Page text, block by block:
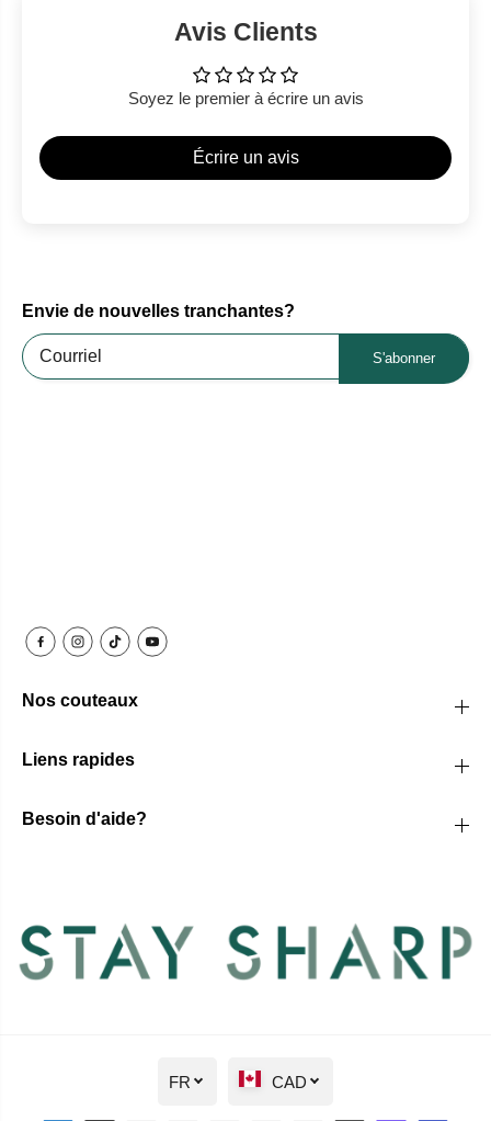
Avis Clients
Soyez le premier à écrire un avis
Écrire un avis
Envie de nouvelles tranchantes?
S'abonner
Nos couteaux
Liens rapides
Besoin d'aide?
FR CAD